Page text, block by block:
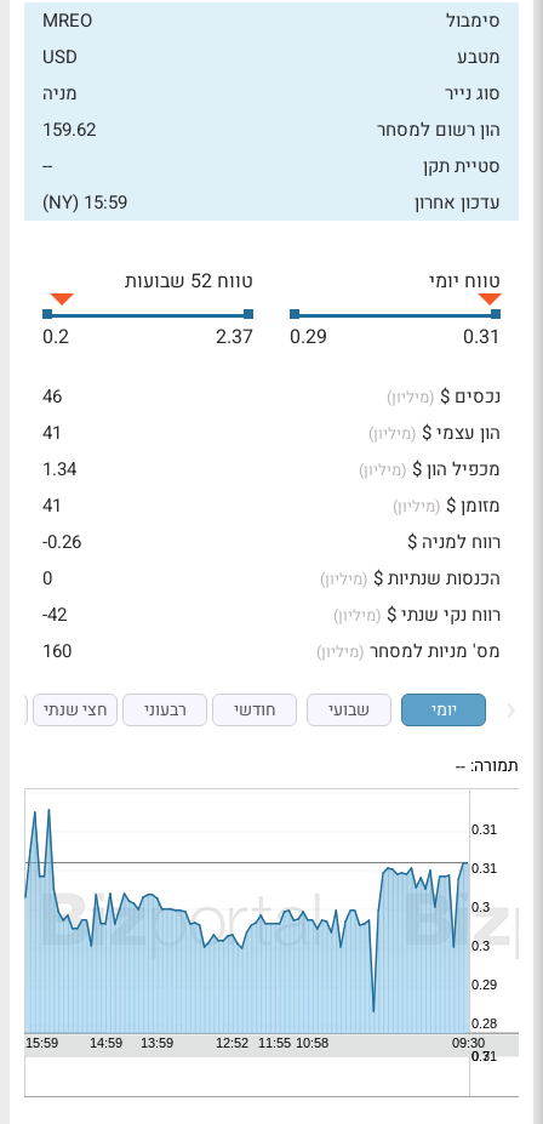
סימבול
MREO
מטבע
USD
סוג נייר
מניה
הון רשום למסחר
159.62
סטיית תקן
--
עדכון אחרון
15:59 (NY)
טווח יומי
0.31
0.29
טווח 52 שבועות
2.37
0.2
נכסים $ (מיליון)
46
הון עצמי $ (מיליון)
41
מכפיל הון $ (מיליון)
1.34
מזומן $ (מיליון)
41
רווח למניה $
-0.26
הכנסות שנתיות $ (מיליון)
0
רווח נקי שנתי $ (מיליון)
-42
מס' מניות למסחר (מיליון) 160
יומי שבועי חודשי רבעוני חצי שנתי
תמורה: --